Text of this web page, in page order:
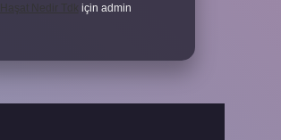
Haşat Nedir Tdk için admin